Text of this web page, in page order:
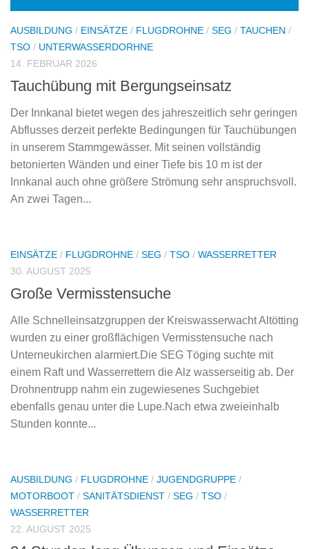
AUSBILDUNG / EINSÄTZE / FLUGDROHNE / SEG / TAUCHEN /
TSO / UNTERWASSERDORHNE
14. FEBRUAR 2026
Tauchübung mit Bergungseinsatz
Der Innkanal bietet wegen des jahreszeitlich sehr geringen
Abflusses derzeit perfekte Bedingungen für Tauchübungen
in unserem Stammgewässer. Mit seinen vollständig
betonierten Wänden und einer Tiefe bis 10 m ist der
Innkanal auch ohne größere Strömung sehr anspruchsvoll.
An zwei Tagen...
EINSÄTZE / FLUGDROHNE / SEG / TSO / WASSERRETTER
30. AUGUST 2025
Große Vermisstensuche
Alle Schnelleinsatzgruppen der Kreiswasserwacht Altötting
wurden zu einer großflächigen Vermisstensuche nach
Unterneukirchen alarmiert.Die SEG Töging suchte mit
einem Raft und Wasserrettern die Alz wasserseitig ab. Der
Drohnentrupp nahm ein zugewiesenes Suchgebiet
ebenfalls genau unter die Lupe.Nach etwa zweieinhalb
Stunden konnte...
AUSBILDUNG / FLUGDROHNE / JUGENDGRUPPE /
MOTORBOOT / SANITÄTSDIENST / SEG / TSO /
WASSERRETTER
22. AUGUST 2025